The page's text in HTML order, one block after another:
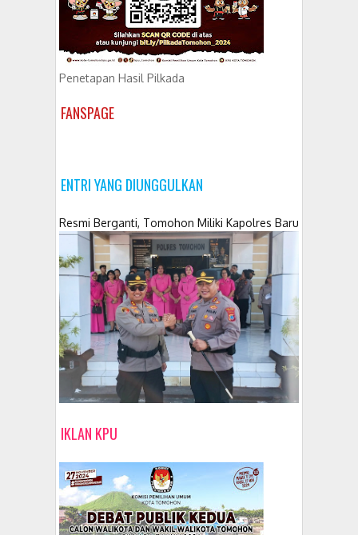
Penetapan Hasil Pilkada
FANSPAGE
ENTRI YANG DIUNGGULKAN
Resmi Berganti, Tomohon Miliki Kapolres Baru
IKLAN KPU